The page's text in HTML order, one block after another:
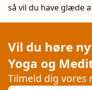
så vil du have glæde
Vil du høre
Yoga og
Tilmeld dig vores